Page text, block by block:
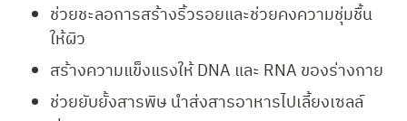
ช่วยชะลอการสร้างริ้วรอยและช่วยคงความชุ่มชื้น
ให้ผิว
สร้างความแข็งแรงให้ DNA และ RNA ของร่างกาย
ช่วยยับยั้งสารพิษ นำส่งสารอาหารไปเลี้ยงเซลล์